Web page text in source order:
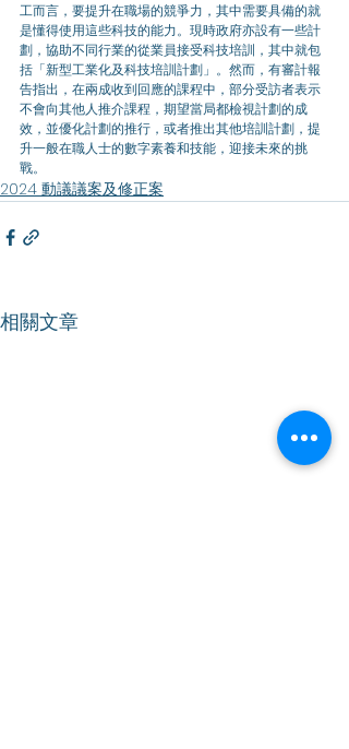
工而言，要提升在職場的競爭力，其中需要具備的就
是懂得使用這些科技的能力。現時政府亦設有一些計
劃，協助不同行業的從業員接受科技培訓，其中就包
括「新型工業化及科技培訓計劃」。然而，有審計報
告指出，在兩成收到回應的課程中，部分受訪者表示
不會向其他人推介課程，期望當局都檢視計劃的成
效，並優化計劃的推行，或者推出其他培訓計劃，提
升一般在職人士的數字素養和技能，迎接未來的挑
戰。
2024 動議議案及修正案
相關文章